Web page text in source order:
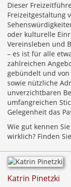
Dieser
Freizeitgestaltung
oder kulturelle
Vereinsleben und
– es ist für alle
zahlreichen
gebündelt und von
sowie nützliche
unverzichtbaren
umfangreichen
Gelegenheit das
Wie gut kennen
wirklich? Finden
Katrin Pinetzki